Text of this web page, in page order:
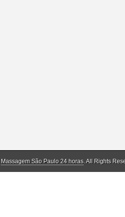
Massagem São Paulo 24 horas. All Rights